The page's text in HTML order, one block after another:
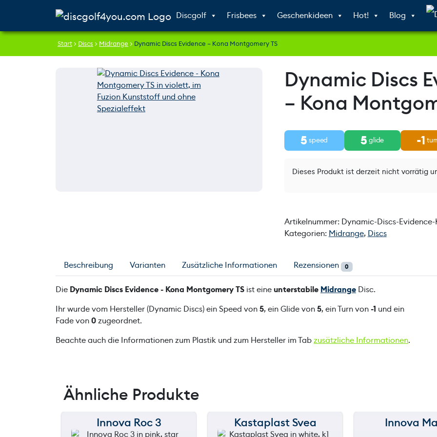
Discgolf
Frisbees Geschenkideen Hot!
Blog
Start> Discs> Midrange > Dynamic Discs Evidence – Kona Montgomery TS
Dynamic Discs
– Kona
5 speed 5 glide -1
Dieses Produkt ist derzeit nicht vorrätig
Artikelnummer: Dynamic-Discs-
Kategorien: Midrange, Discs
Beschreibung Varianten Zusätzliche Informationen Rezensionen 0
Die Dynamic Discs Evidence - Kona Montgomery TS ist eine unterstabile Midrange Disc.
Ihr wurde vom Hersteller (Dynamic Discs) ein Speed von5, ein Glide von5, ein Turn von-1 und ein
Fade von0zugeordnet.
Beachte auch die Informationen zum Plastik und zum Hersteller im Tabzusätzliche Informationen.
Ähnliche Produkte
150 m
Innova Roc 3 150 m
Kastaplast Svea 150 m
Innova